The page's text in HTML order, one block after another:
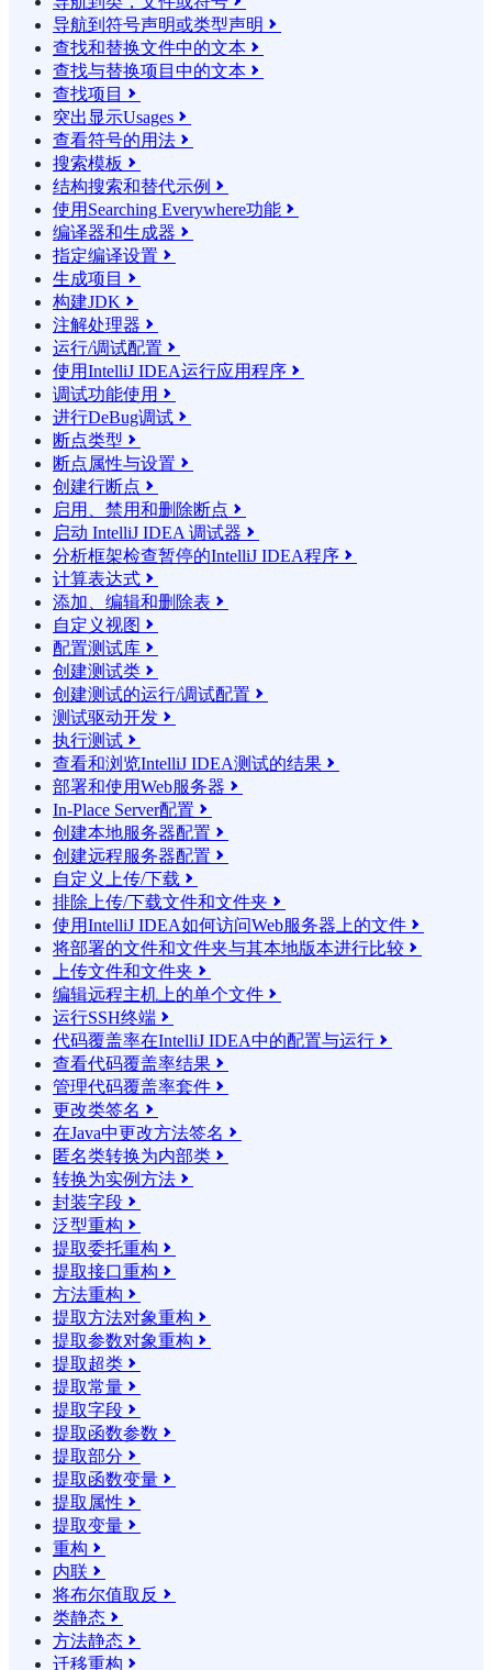
导航到符号声明或类型声明 
查找和替换文件中的文本 
查找与替换项目中的文本 
查找项目 
突出显示Usages 
查看符号的用法 
搜索模板 
结构搜索和替代示例 
使用Searching Everywhere功能 
编译器和生成器 
指定编译设置 
生成项目 
构建JDK 
注解处理器 
运行/调试配置 
使用IntelliJ IDEA运行应用程序 
调试功能使用 
进行DeBug调试 
断点类型 
断点属性与设置 
创建行断点 
启用、禁用和删除断点 
启动 IntelliJ IDEA 调试器 
分析框架检查暂停的IntelliJ IDEA程序 
计算表达式 
添加、编辑和删除表 
自定义视图 
配置测试库 
创建测试类 
创建测试的运行/调试配置 
测试驱动开发 
执行测试 
查看和浏览IntelliJ IDEA测试的结果 
部署和使用Web服务器 
In-Place Server配置 
创建本地服务器配置 
创建远程服务器配置 
自定义上传/下载 
排除上传/下载文件和文件夹 
使用IntelliJ IDEA如何访问Web服务器上的文件 
将部署的文件和文件夹与其本地版本进行比较 
上传文件和文件夹 
编辑远程主机上的单个文件 
运行SSH终端 
代码覆盖率在IntelliJ IDEA中的配置与运行 
查看代码覆盖率结果 
管理代码覆盖率套件 
更改类签名 
在Java中更改方法签名 
匿名类转换为内部类 
转换为实例方法 
封装字段 
泛型重构 
提取委托重构 
提取接口重构 
方法重构 
提取方法对象重构 
提取参数对象重构 
提取超类 
提取常量 
提取字段 
提取函数参数 
提取部分 
提取函数变量 
提取属性 
提取变量 
重构 
内联 
将布尔值取反 
类静态 
方法静态 
迁移重构 